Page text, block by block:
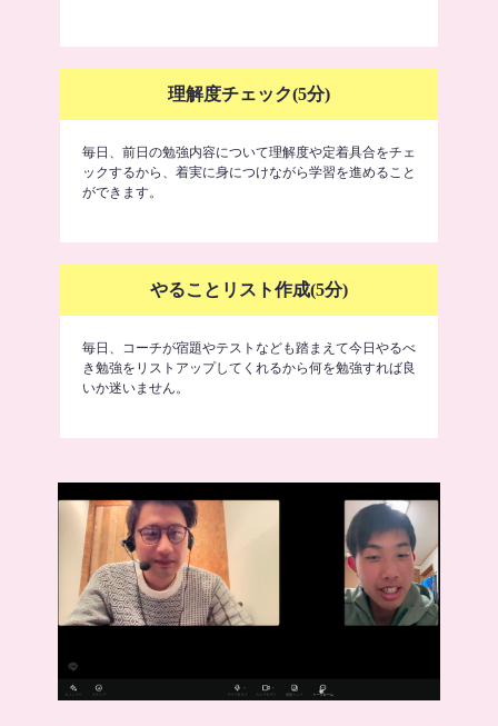
理解度チェック(5分)
毎日、前日の勉強内容について理解度や定着具合をチェ
ックするから、着実に身につけながら学習を進めること
ができます。
やることリスト作成(5分)
毎日、コーチが宿題やテストなども踏まえて今日やるべ
き勉強をリストアップしてくれるから何を勉強すれば良
いか迷いません。